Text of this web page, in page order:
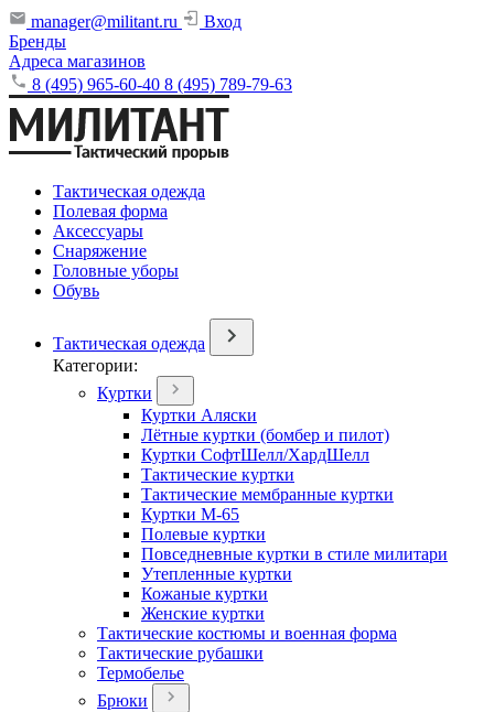
manager@militant.ru
Вход
Бренды
Адреса магазинов
8 (495) 965-60-40 8 (495) 789-79-63
Тактическая одежда
Полевая форма
Аксессуары
Снаряжение
Головные уборы
Обувь
Тактическая одежда
Категории:
Куртки
Куртки Аляски
Лётные куртки (бомбер и пилот)
Куртки СофтШелл/ХардШелл
Тактические куртки
Тактические мембранные куртки
Куртки М-65
Полевые куртки
Повседневные куртки в стиле милитари
Утепленные куртки
Кожаные куртки
Женские куртки
Тактические костюмы и военная форма
Тактические рубашки
Термобелье
Брюки